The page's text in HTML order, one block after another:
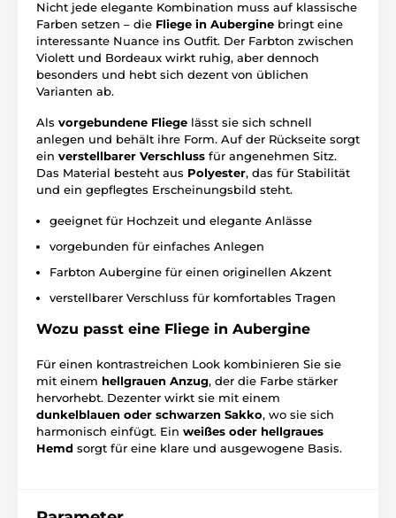
Nicht jede elegante Kombination muss auf klassische
Farben setzen – die Fliege in Aubergine bringt eine
interessante Nuance ins Outfit. Der Farbton zwischen
Violett und Bordeaux wirkt ruhig, aber dennoch
besonders und hebt sich dezent von üblichen
Varianten ab.
Als vorgebundene Fliege lässt sie sich schnell
anlegen und behält ihre Form. Auf der Rückseite sorgt
ein verstellbarer Verschluss für angenehmen Sitz.
Das Material besteht aus Polyester, das für Stabilität
und ein gepflegtes Erscheinungsbild steht.
geeignet für Hochzeit und elegante Anlässe
vorgebunden für einfaches Anlegen
Farbton Aubergine für einen originellen Akzent
verstellbarer Verschluss für komfortables Tragen
Wozu passt eine Fliege in Aubergine
Für einen kontrastreichen Look kombinieren Sie sie
mit einem hellgrauen Anzug, der die Farbe stärker
hervorhebt. Dezenter wirkt sie mit einem
dunkelblauen oder schwarzen Sakko, wo sie sich
harmonisch einfügt. Ein weißes oder hellgraues
Hemd sorgt für eine klare und ausgewogene Basis.